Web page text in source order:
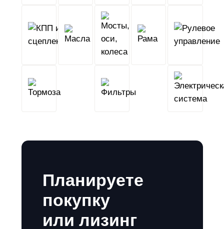
КПП
оси,
Рама
Тормоза Фильтры
Планируете
покупку
или лизинг